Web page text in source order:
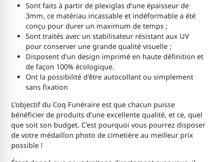
Sont faits à partir de plexiglas d’une épaisseur de
3mm, ce matériau incassable et indéformable a été
conçu pour durer un maximum de temps ;
Sont traités avec un stabilisateur résistant aux UV
pour conserver une grande qualité visuelle ;
Disposent d’un design imprimé en haute définition et
de façon 100% écologique.
Ont la possibilité d'être autocollant ou simplement
sans fixation
L’objectif du Coq Funéraire est que chacun puisse
bénéficier de produits d’une excellente qualité, et ce, quel
que soit son budget. C’est pourquoi vous pourrez disposer
de votre médaillon photo de cimetière au meilleur prix
possible !